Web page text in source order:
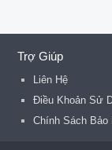
Trợ Giúp
Liên Hệ
Điều Khoản Sử
Chính Sách Bảo